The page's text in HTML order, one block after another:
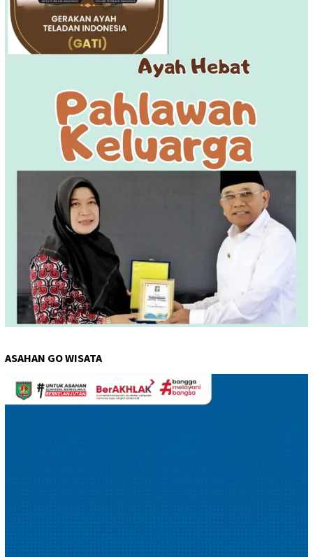
ASAHAN GO WISATA
Pemutar
Video